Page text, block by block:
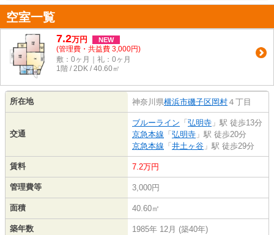
空室一覧
7.2万円 NEW
(管理費・共益費 3,000円)
敷：0ヶ月｜礼：0ヶ月
1階 / 2DK / 40.60㎡
所在地 神奈川県横浜市磯子区岡村 ４丁目
交通
ブルーライン 「 弘明寺 」駅 徒歩13分
京急本線 「 弘明寺 」駅 徒歩20分
京急本線 「 井土ヶ谷 」駅 徒歩29分
賃料 7.2万円
管理費等 3,000円
面積 40.60㎡
築年数 1985年 12月 (築40年)